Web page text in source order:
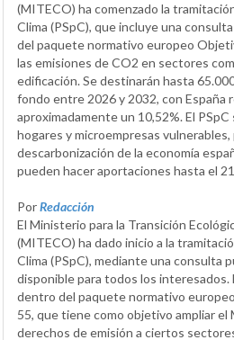
(MITECO) ha comenzado la
Clima (PSpC), que incluye una
del paquete normativo europeo
las emisiones de CO2 en sectores
edificación. Se destinarán hasta
fondo entre 2026 y 2032, con España
aproximadamente un 10,52%. El
hogares y microempresas
descarbonización de la economía
pueden hacer aportaciones hasta el
PorRedacción
El Ministerio para la Transición
(MITECO) ha dado inicio a la
Clima (PSpC), mediante una consulta
disponible para todos los interesados.
dentro del paquete normativo
55, que tiene como objetivo ampliar el
derechos de emisión a ciertos